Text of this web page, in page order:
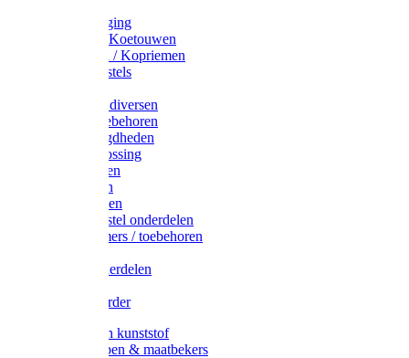
Uierverzorging
Halsters & Koetouwen
Halsriemen / Kopriemen
Koerugborstels
Koe / Stier diversen
Melkers toebehoren
Stalbenodigdheden
Kalververlossing
Stierenringen
Onthoornen
Kalverflessen
Koerugborstel onderdelen
Kalveremmers / toebehoren
Koelift onderdelen
Uieronthaarder
Voerbakken kunststof
Voerscheppen & maatbekers